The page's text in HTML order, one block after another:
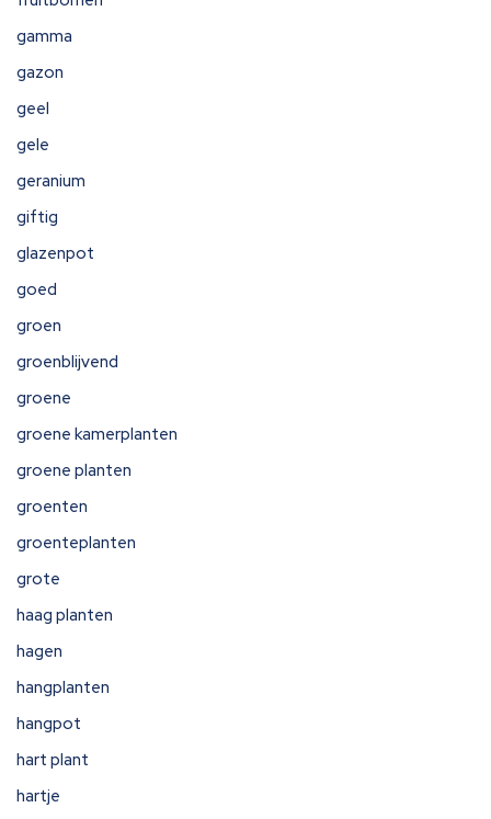
gamma
gazon
geel
gele
geranium
giftig
glazenpot
goed
groen
groenblijvend
groene
groene kamerplanten
groene planten
groenten
groenteplanten
grote
haag planten
hagen
hangplanten
hangpot
hart plant
hartje